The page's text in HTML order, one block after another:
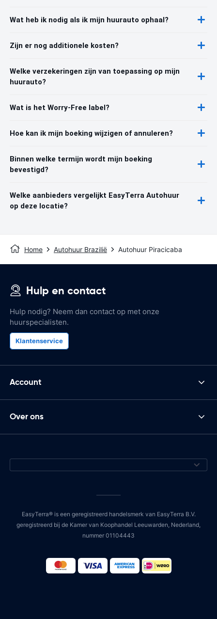
Wat heb ik nodig als ik mijn huurauto ophaal?
Zijn er nog additionele kosten?
Welke verzekeringen zijn van toepassing op mijn
huurauto?
Wat is het Worry-Free label?
Hoe kan ik mijn boeking wijzigen of annuleren?
Binnen welke termijn wordt mijn boeking
bevestigd?
Welke aanbieders vergelijkt EasyTerra Autohuur
op deze locatie?
Home Autohuur Brazilië Autohuur Piracicaba
Hulp en contact
Hulp nodig? Neem dan contact op met onze
huurspecialisten.
Klantenservice
Account
Over ons
EasyTerra® is een geregistreerd handelsmerk van EasyTerra B.V.
geregistreerd bij de Kamer van Koophandel Leeuwarden, Nederland,
nummer 01104443